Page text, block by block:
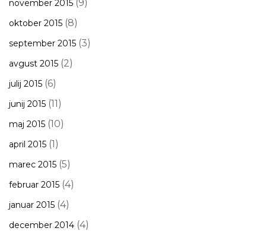
november 2015 (9)
oktober 2015 (8)
september 2015 (3)
avgust 2015 (2)
julij 2015 (6)
junij 2015 (11)
maj 2015 (10)
april 2015 (1)
marec 2015 (5)
februar 2015 (4)
januar 2015 (4)
december 2014 (4)